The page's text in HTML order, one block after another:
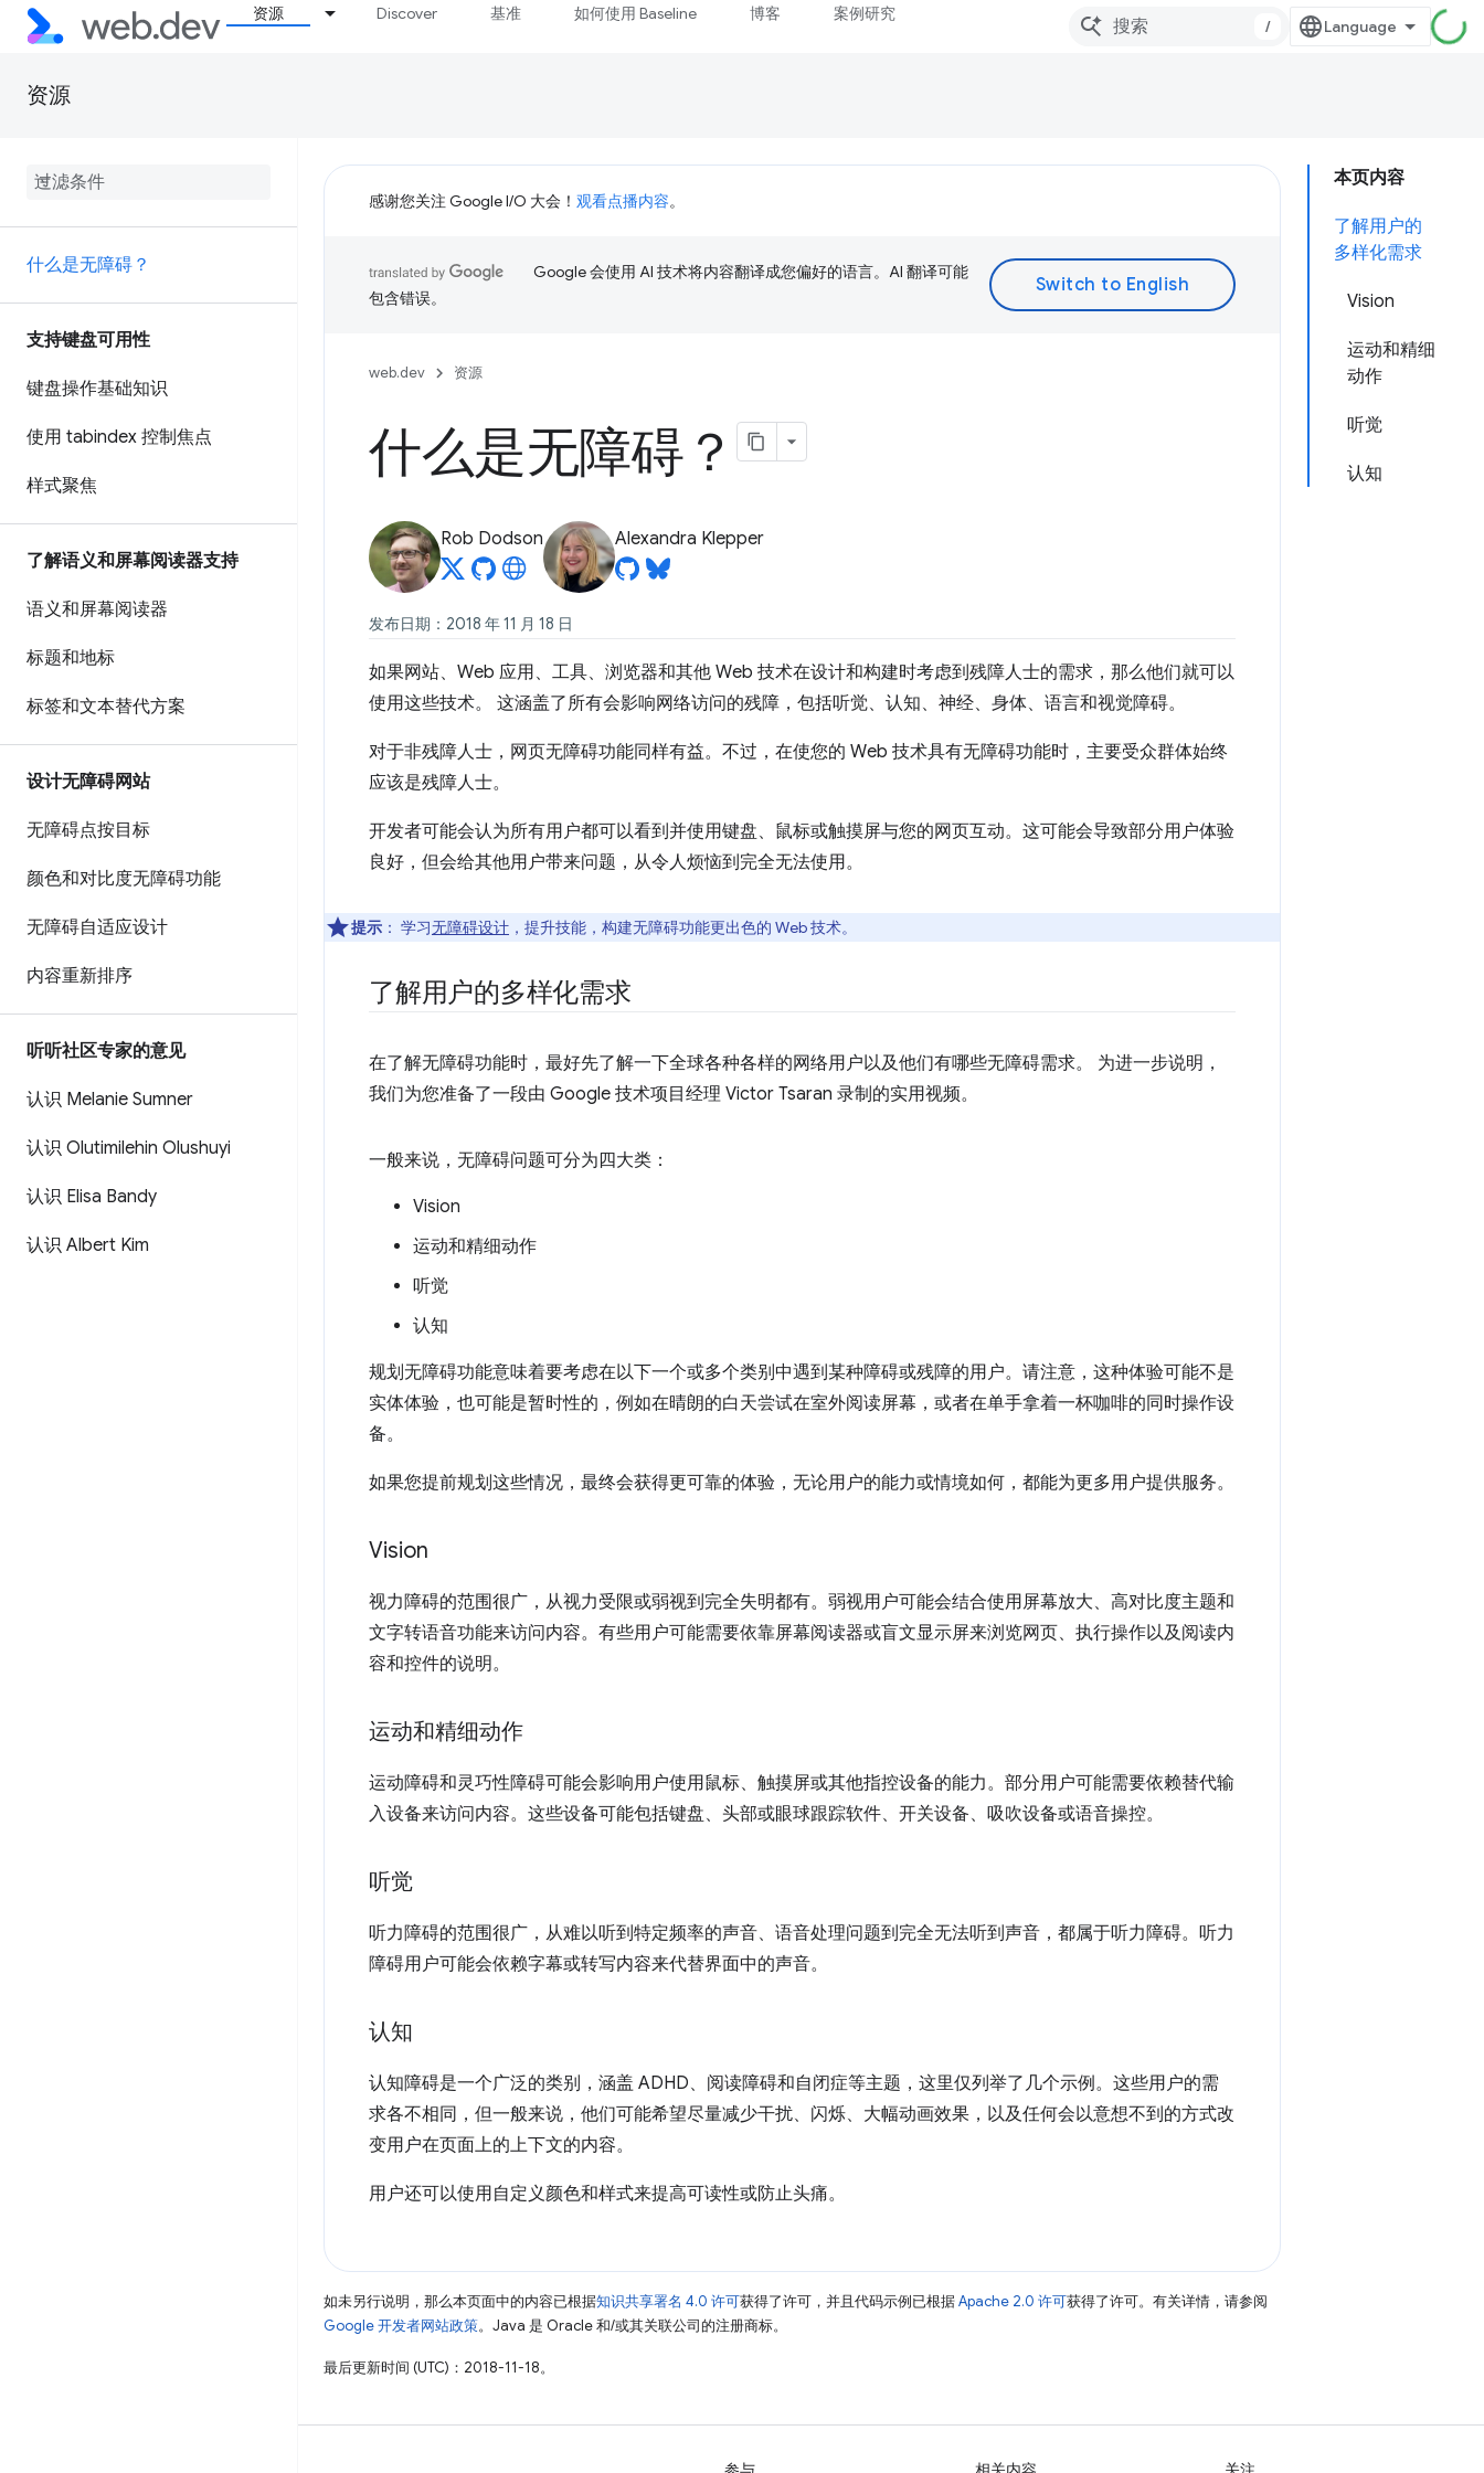
资源 Discover 基准 如何使用 Baseline 博客 案例研究
/
资源
什么是无障碍？
支持键盘可用性
键盘操作基础知识
使用 tabindex 控制焦点
样式聚焦
了解语义和屏幕阅读器支持
语义和屏幕阅读器
标题和地标
标签和文本替代方案
设计无障碍网站
无障碍点按目标
颜色和对比度无障碍功能
无障碍自适应设计
内容重新排序
听听社区专家的意见
认识 Melanie Sumner
认识 Olutimilehin Olushuyi
认识 Elisa Bandy
认识 Albert Kim
本页内容
了解用户的
多样化需求
Vision
运动和精细
动作
听觉
认知
感谢您关注 Google I/O 大会！ 观看点播内容。
Google 会使用 AI 技术将内容翻译成您偏好的语言。AI 翻译可能
包含错误。
web.dev 资源
什么是无障碍？
Rob Dodson Alexandra Klepper
发布日期：2018 年 11 月 18 日
如果网站、Web 应用、工具、浏览器和其他 Web 技术在设计和构建时考虑到残障人士的需求，那么他们就可以
使用这些技术。 这涵盖了所有会影响网络访问的残障，包括听觉、认知、神经、身体、语言和视觉障碍。
对于非残障人士，网页无障碍功能同样有益。不过，在使您的 Web 技术具有无障碍功能时，主要受众群体始终
应该是残障人士。
开发者可能会认为所有用户都可以看到并使用键盘、鼠标或触摸屏与您的网页互动。这可能会导致部分用户体验
良好，但会给其他用户带来问题，从令人烦恼到完全无法使用。
提示 ： 学习无障碍设计 ，提升技能，构建无障碍功能更出色的 Web 技术。
了解用户的多样化需求
在了解无障碍功能时，最好先了解一下全球各种各样的网络用户以及他们有哪些无障碍需求。 为进一步说明，
我们为您准备了一段由 Google 技术项目经理 Victor Tsaran 录制的实用视频。
一般来说，无障碍问题可分为四大类：
Vision
运动和精细动作
听觉
认知
规划无障碍功能意味着要考虑在以下一个或多个类别中遇到某种障碍或残障的用户。请注意，这种体验可能不是
实体体验，也可能是暂时性的，例如在晴朗的白天尝试在室外阅读屏幕，或者在单手拿着一杯咖啡的同时操作设
备。
如果您提前规划这些情况，最终会获得更可靠的体验，无论用户的能力或情境如何，都能为更多用户提供服务。
Vision
视力障碍的范围很广，从视力受限或弱视到完全失明都有。弱视用户可能会结合使用屏幕放大、高对比度主题和
文字转语音功能来访问内容。有些用户可能需要依靠屏幕阅读器或盲文显示屏来浏览网页、执行操作以及阅读内
容和控件的说明。
运动和精细动作
运动障碍和灵巧性障碍可能会影响用户使用鼠标、触摸屏或其他指控设备的能力。部分用户可能需要依赖替代输
入设备来访问内容。这些设备可能包括键盘、头部或眼球跟踪软件、开关设备、吸吹设备或语音操控。
听觉
听力障碍的范围很广，从难以听到特定频率的声音、语音处理问题到完全无法听到声音，都属于听力障碍。听力
障碍用户可能会依赖字幕或转写内容来代替界面中的声音。
认知
认知障碍是一个广泛的类别，涵盖 ADHD、阅读障碍和自闭症等主题，这里仅列举了几个示例。这些用户的需
求各不相同，但一般来说，他们可能希望尽量减少干扰、闪烁、大幅动画效果，以及任何会以意想不到的方式改
变用户在页面上的上下文的内容。
用户还可以使用自定义颜色和样式来提高可读性或防止头痛。
如未另行说明，那么本页面中的内容已根据知识共享署名 4.0 许可获得了许可，并且代码示例已根据Apache 2.0 许可获得了许可。有关详情，请参阅
Google 开发者网站政策。Java 是 Oracle 和/或其关联公司的注册商标。
最后更新时间 (UTC)：2018-11-18。